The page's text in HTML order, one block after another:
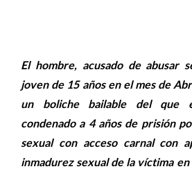
El hombre, acusado de abusar
joven de 15 años en el mes de
un boliche bailable del que
condenado a 4 años de prisión
sexual con acceso carnal con
inmadurez sexual de la víctima